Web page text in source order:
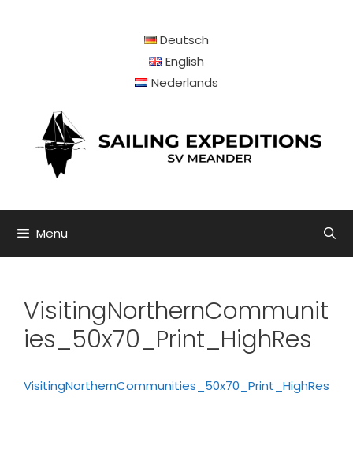
Deutsch
English
Nederlands
Menu
VisitingNorthernCommunit
ies_50x70_Print_HighRes
VisitingNorthernCommunities_50x70_Print_HighRes